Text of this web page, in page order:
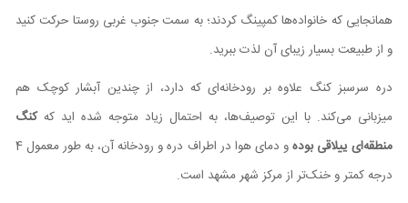
همانجایی که خانواده‌ها کمپینگ کردند؛ به سمت جنوب غربی روستا حرکت کنید
و از طبیعت بسیار زیبای آن لذت ببرید.
دره سرسبز کنگ علاوه بر رودخانه‌ای که دارد، از چندین آبشار کوچک هم
میزبانی می‌کند. با این توصیف‌ها، به احتمال زیاد متوجه شده اید کهکنگ
منطقه‌ای ییلاقی بوده
و دمای هوا در اطراف دره و رودخانه آن، به طور معمول 4
درجه کمتر و خنک‌تر از مرکز شهر مشهد است.